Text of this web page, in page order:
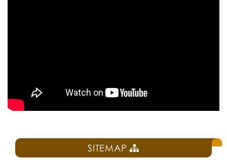
SITEMAP